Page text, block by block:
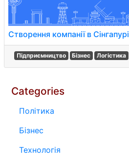
Створення компанії в Сінгапурі
Підприємництво Бізнес Логістика
Categories
Політика
Бізнес
Технологія